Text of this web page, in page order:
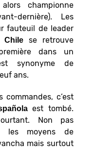
championne
dernière). Les
fauteuil de leader
Chile se retrouve
dans un
synonyme de
ans.
commandes, c’est
est tombé.
Non pas
les moyens de
mais surtout